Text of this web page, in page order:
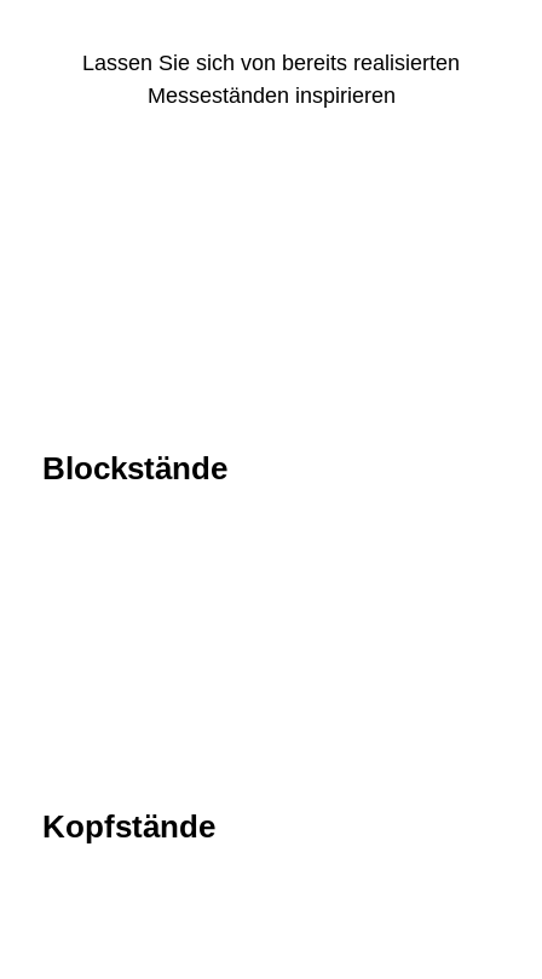
Lassen Sie sich von bereits realisierten
Messeständen inspirieren
Blockstände
Kopfstände